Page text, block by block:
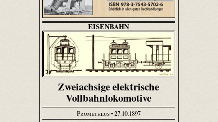
EISENBAHN
Zweiachsige elektrische
Vollbahnlokomotive
Prometheus• 27.10.1897